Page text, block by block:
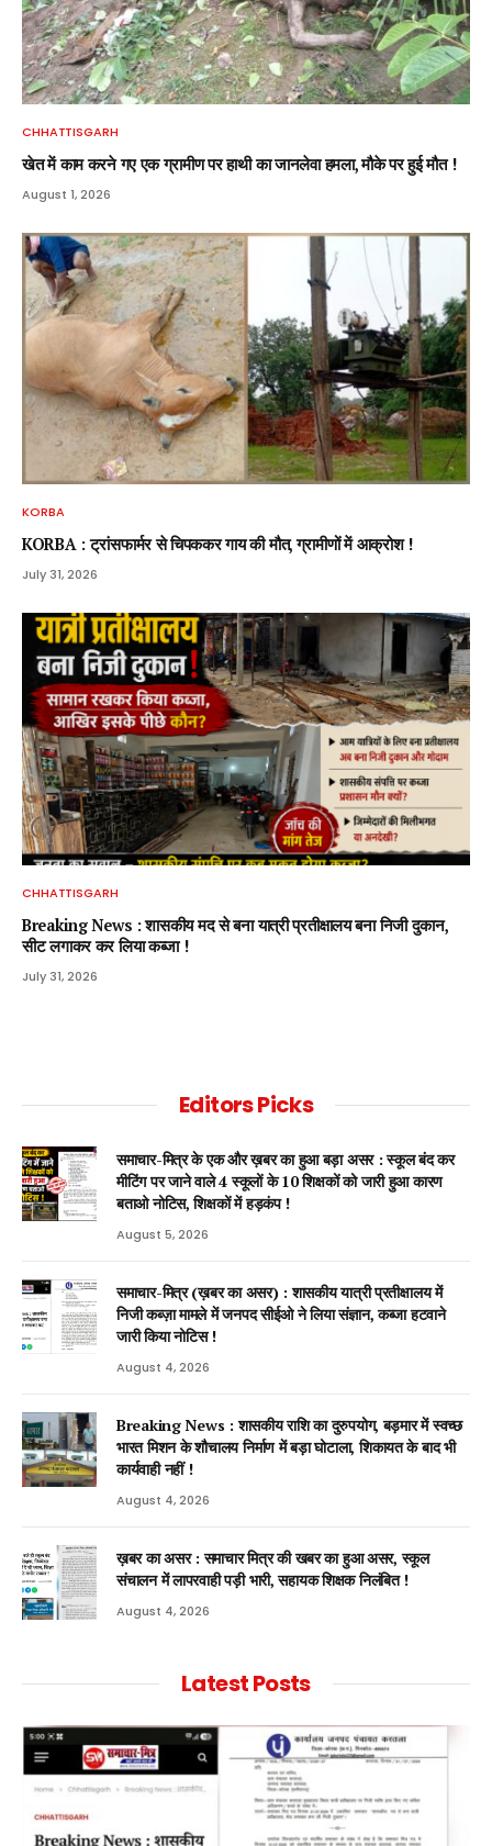
CHHATTISGARH
खेत में काम करने गए एक ग्रामीण पर हाथी का जानलेवा हमला, मौके पर हुई मौत !
August 1, 2026
KORBA
KORBA : ट्रांसफार्मर से चिपककर गाय की मौत, ग्रामीणों में आक्रोश !
July 31, 2026
CHHATTISGARH
Breaking News : शासकीय मद से बना यात्री प्रतीक्षालय बना निजी दुकान,
सीट लगाकर कर लिया कब्जा !
July 31, 2026
Editors Picks
समाचार-मित्र के एक और ख़बर का हुआ बड़ा असर : स्कूल बंद कर
मीटिंग पर जाने वाले 4 स्कूलों के 10 शिक्षकों को जारी हुआ कारण
बताओ नोटिस, शिक्षकों में हड़कंप !
August 5, 2026
समाचार-मित्र (ख़बर का असर) : शासकीय यात्री प्रतीक्षालय में
निजी कब्ज़ा मामले में जनपद सीईओ ने लिया संज्ञान, कब्जा हटवाने
जारी किया नोटिस !
August 4, 2026
Breaking News : शासकीय राशि का दुरुपयोग, बड़मार में स्वच्छ
भारत मिशन के शौचालय निर्माण में बड़ा घोटाला, शिकायत के बाद भी
कार्यवाही नहीं !
August 4, 2026
ख़बर का असर : समाचार मित्र की खबर का हुआ असर, स्कूल
संचालन में लापरवाही पड़ी भारी, सहायक शिक्षक निलंबित !
August 4, 2026
Latest Posts